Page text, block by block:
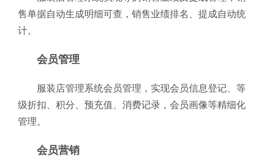
售单据自动生成明细可查，销售业绩排名、提成自动统
计。
会员管理
服装店管理系统会员管理，实现会员信息登记、等
级折扣、积分、预充值、消费记录，会员画像等精细化
管理。
会员营销